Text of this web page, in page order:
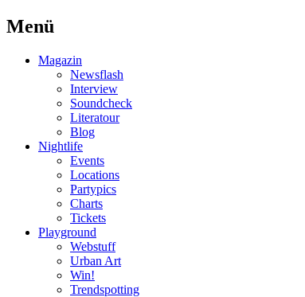
Menü
Magazin
Newsflash
Interview
Soundcheck
Literatour
Blog
Nightlife
Events
Locations
Partypics
Charts
Tickets
Playground
Webstuff
Urban Art
Win!
Trendspotting